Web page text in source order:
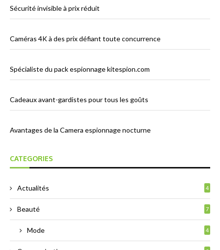
Sécurité invisible à prix réduit
Caméras 4K à des prix défiant toute concurrence
Spécialiste du pack espionnage kitespion.com
Cadeaux avant-gardistes pour tous les goûts
Avantages de la Camera espionnage nocturne
CATEGORIES
Actualités 4
Beauté 7
Mode 4